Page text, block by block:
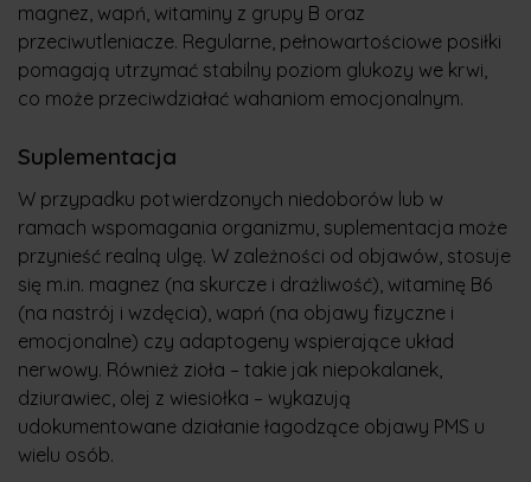
magnez, wapń, witaminy z grupy B oraz
przeciwutleniacze. Regularne, pełnowartościowe posiłki
pomagają utrzymać stabilny poziom glukozy we krwi,
co może przeciwdziałać wahaniom emocjonalnym.
Suplementacja
W przypadku potwierdzonych niedoborów lub w
ramach wspomagania organizmu, suplementacja może
przynieść realną ulgę. W zależności od objawów, stosuje
się m.in. magnez (na skurcze i drażliwość), witaminę B6
(na nastrój i wzdęcia), wapń (na objawy fizyczne i
emocjonalne) czy adaptogeny wspierające układ
nerwowy. Również zioła – takie jak niepokalanek,
dziurawiec, olej z wiesiołka – wykazują
udokumentowane działanie łagodzące objawy PMS u
wielu osób.